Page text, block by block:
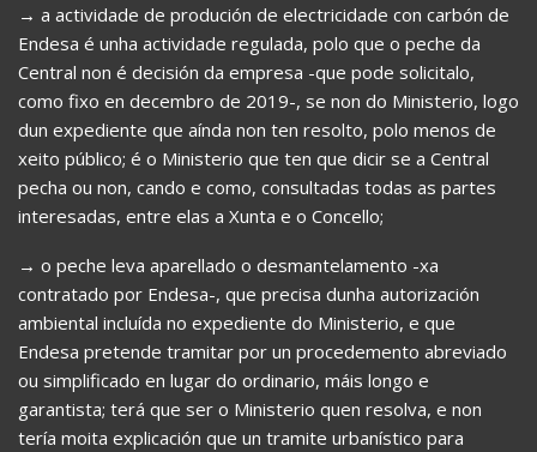
→ a actividade de produción de electricidade con carbón de
Endesa é unha actividade regulada, polo que o peche da
Central non é decisión da empresa -que pode solicitalo,
como fixo en decembro de 2019-, se non do Ministerio, logo
dun expediente que aínda non ten resolto, polo menos de
xeito público; é o Ministerio que ten que dicir se a Central
pecha ou non, cando e como, consultadas todas as partes
interesadas, entre elas a Xunta e o Concello;
→ o peche leva aparellado o desmantelamento -xa
contratado por Endesa-, que precisa dunha autorización
ambiental incluída no expediente do Ministerio, e que
Endesa pretende tramitar por un procedemento abreviado
ou simplificado en lugar do ordinario, máis longo e
garantista; terá que ser o Ministerio quen resolva, e non
tería moita explicación que un tramite urbanístico para